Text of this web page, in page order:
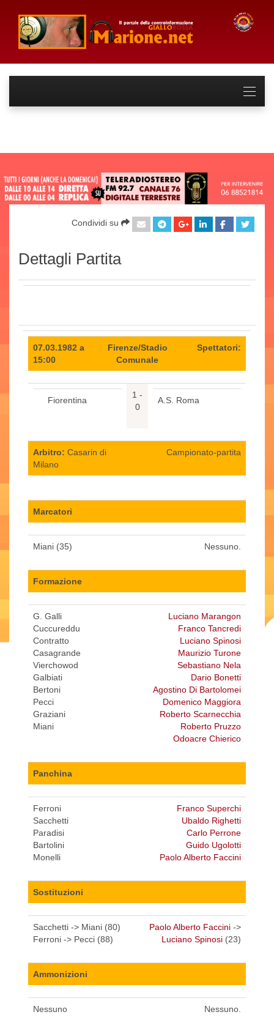
Condividi su
Dettagli Partita
07.03.1982 a
15:00
Firenze/Stadio
Comunale
Spettatori:
Fiorentina
1 -
0
A.S. Roma
Arbitro: Casarin di
Milano
Campionato-partita
Marcatori
Miani (35) Nessuno.
Formazione
G. Galli
Cuccureddu
Contratto
Casagrande
Vierchowod
Galbiati
Bertoni
Pecci
Graziani
Miani
Luciano Marangon
Franco Tancredi
Luciano Spinosi
Maurizio Turone
Sebastiano Nela
Dario Bonetti
Agostino Di Bartolomei
Domenico Maggiora
Roberto Scarnecchia
Roberto Pruzzo
Odoacre Chierico
Panchina
Ferroni
Sacchetti
Paradisi
Bartolini
Monelli
Franco Superchi
Ubaldo Righetti
Carlo Perrone
Guido Ugolotti
Paolo Alberto Faccini
Sostituzioni
Sacchetti -> Miani (80)
Ferroni -> Pecci (88)
Paolo Alberto Faccini ->
Luciano Spinosi (23)
Ammonizioni
Nessuno Nessuno.